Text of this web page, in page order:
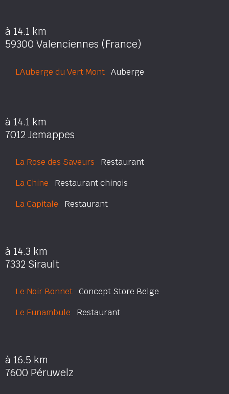
à 14.1 km
59300 Valenciennes (France)
LAuberge du Vert Mont Auberge
à 14.1 km
7012 Jemappes
La Rose des Saveurs Restaurant
La Chine Restaurant chinois
La Capitale Restaurant
à 14.3 km
7332 Sirault
Le Noir Bonnet Concept Store Belge
Le Funambule Restaurant
à 16.5 km
7600 Péruwelz